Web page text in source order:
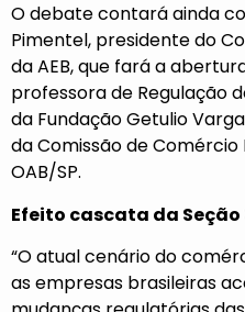
O debate contará ainda
Pimentel, presidente do
da AEB, que fará a
professora de Regulação
da Fundação Getulio
da Comissão de
OAB/SP.
Efeito cascata da Seção
“O atual cenário do
as empresas brasileiras